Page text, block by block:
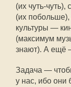
(их чуть-
(их побольше),
культуры —
(максимум
знают). А ещё
Задача —
у нас, ибо они